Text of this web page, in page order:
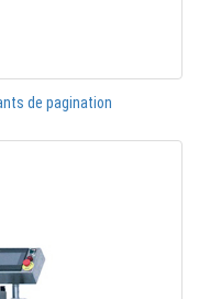
de pagination